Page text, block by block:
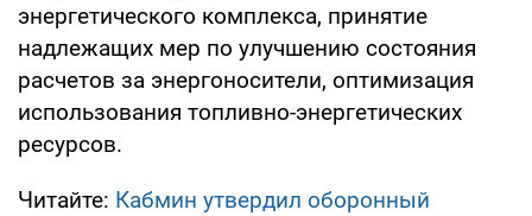
энергетического комплекса, принятие
надлежащих мер по улучшению состояния
расчетов за энергоносители, оптимизация
использования топливно-энергетических
ресурсов.
Читайте: Кабмин утвердил оборонный